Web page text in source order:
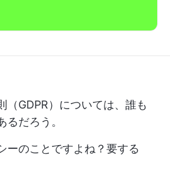
（GDPR）については、誰も
るだろう。
ーのことですよね？要する